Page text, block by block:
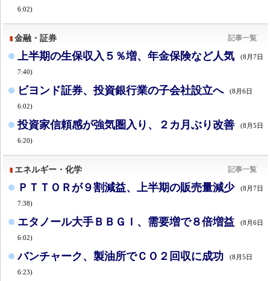
6:02)
金融・証券 記事一覧
上半期の生保収入５％増、年金保険など人気 (8月7日
7:40)
ビヨンド証券、投資銀行業の子会社設立へ (8月6日
6:02)
投資家信頼感が強気圏入り、２カ月ぶり改善 (8月5日
6:20)
エネルギー・化学 記事一覧
ＰＴＴＯＲが９割減益、上半期の販売量減少 (8月7日
7:38)
エタノール大手ＢＢＧＩ、需要増で８倍増益 (8月6日
6:02)
バンチャーク、製油所でＣＯ２回収に成功 (8月5日
6:23)